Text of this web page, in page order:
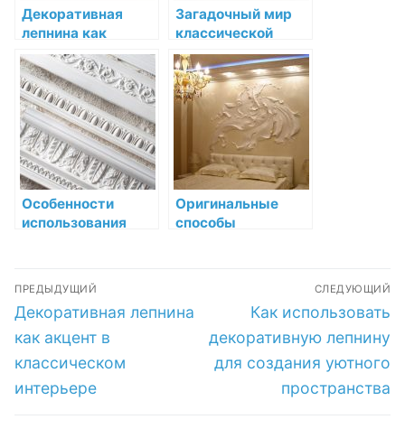
Декоративная
лепнина как
акцент в
классическом
интерьере
Загадочный мир
классической
лепнины
Особенности
использования
интерьерах
эклектики
Оригинальные
способы
Навигация
по
записям
ПРЕДЫДУЩИЙ
Предыдущая
запись:
Декоративная лепнина
как акцент в
классическом
интерьере
СЛЕДУЮЩИЙ
Следующая
запись:
Как использовать
декоративную лепнину
для создания уютного
пространства